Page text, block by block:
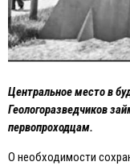
Центральное место в
Геологоразведчиков
первопроходцам.
О необходимости